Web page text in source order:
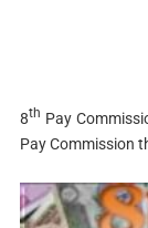
8th Pay
Pay Commission